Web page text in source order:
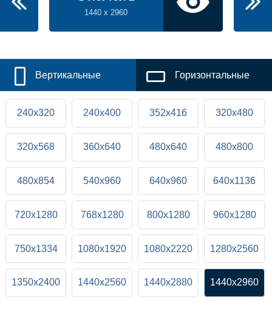
1440 x 2960
Вертикальные Горизонтальные
240x320 240x400 352x416 320x480
320x568 360x640 480x640 480x800
480x854 540x960 640x960 640x1136
720x1280 768x1280 800x1280 960x1280
750x1334 1080x1920 1080x2220 1280x2560
1350x2400 1440x2560 1440x2880 1440x2960